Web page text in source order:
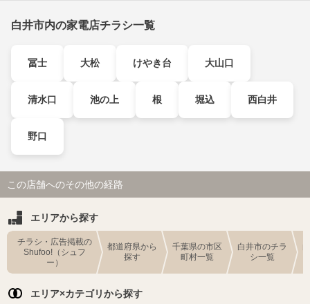
白井市内の家電店チラシ一覧
冨士 大松 けやき台 大山口
清水口 池の上 根 堀込 西白井
野口
この店舗へのその他の経路
エリアから探す
チラシ・広告掲載の
Shufoo!（シュフ
ー）
都道府県から
探す
千葉県の市区
町村一覧
白井市のチラ
シ一覧
エリア×カテゴリから探す